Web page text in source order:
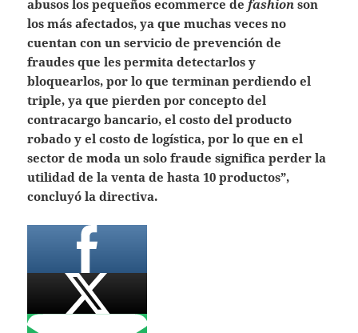
abusos los pequeños ecommerce de fashion son
los más afectados, ya que muchas veces no
cuentan con un servicio de prevención de
fraudes que les permita detectarlos y
bloquearlos, por lo que terminan perdiendo el
triple, ya que pierden por concepto del
contracargo bancario, el costo del producto
robado y el costo de logística, por lo que en el
sector de moda un solo fraude significa perder la
utilidad de la venta de hasta 10 productos”,
concluyó la directiva.